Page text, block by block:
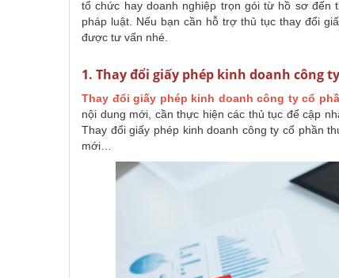
tổ chức hay doanh nghiệp trọn gói từ hồ sơ đến
pháp luật. Nếu bạn cần hỗ trợ thủ tục thay đổi
được tư vấn nhé.
1. Thay đổi giấy phép kinh doanh công
Thay đổi giấy phép kinh doanh công ty cổ
nội dung mới, cần thực hiện các thủ tục để cập
Thay đổi giấy phép kinh doanh công ty cổ phần
mới…